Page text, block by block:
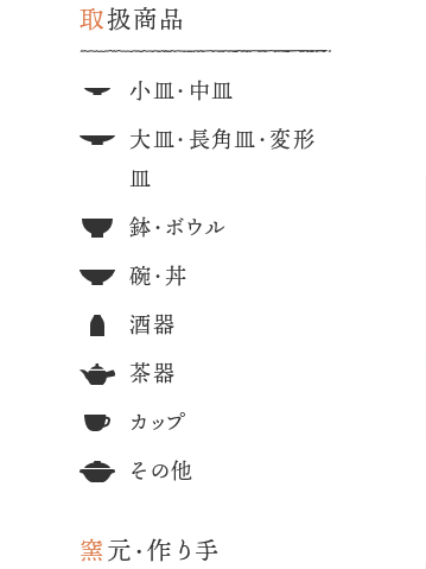
取扱商品
小皿・中皿
大皿・長角皿・変形
皿
鉢・ボウル
碗・丼
酒器
茶器
カップ
その他
窯元・作り手